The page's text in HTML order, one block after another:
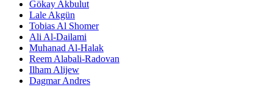
Gökay Akbulut
Lale Akgün
Tobias Al Shomer
Ali Al-Dailami
Muhanad Al-Halak
Reem Alabali-Radovan
Ilham Alijew
Dagmar Andres